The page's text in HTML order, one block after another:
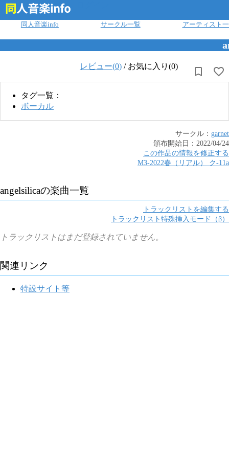
同人音楽info サークル一覧 アーティスト
レビュー(0) / お気に入り(0)
タグ一覧：
ボーカル
サークル： garnet
頒布開始日： 2022/04/24
この作品の情報を修正する
M3-2022春（リアル）
ク-11a
angelsilicaの楽曲一覧
トラックリストを編集する
トラックリスト特殊挿入モード（β）
トラックリストはまだ登録されていません。
関連リンク
特設サイト等